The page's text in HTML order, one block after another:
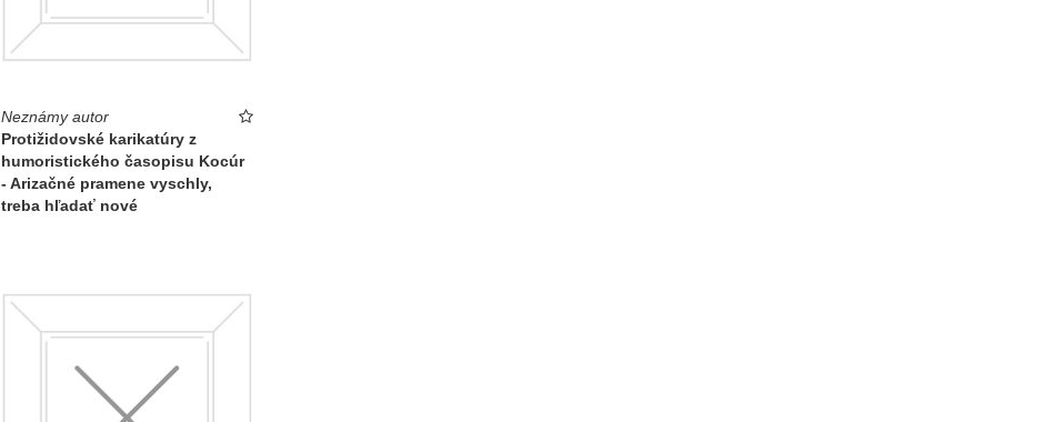
Neznámy autor
Protižidovské karikatúry z
humoristického časopisu Kocúr
- Arizačné pramene vyschly,
treba hľadať nové